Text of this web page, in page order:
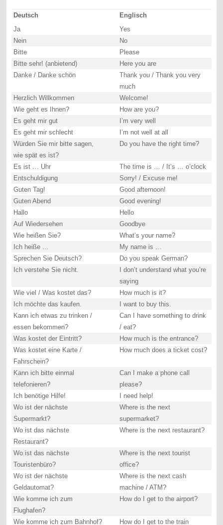
Deutsch
Englisch
Ja
Yes
Nein
No
Bitte
Please
Bitte sehr! (anbietend)
Here you are
Danke / Danke schön
Thank you / Thank you very
much
Herzlich Willkommen
Welcome!
Wie geht es Ihnen?
How are you?
Es geht mir gut
I’m very well
Es geht mir schlecht
I’m not well at all
Würden Sie mir bitte sagen,
wie spät es ist?
Do you have the right time?
Es ist … Uhr
The time is … / It’s … o’clock
Entschuldigung
Sorry! / Excuse me!
Guten Tag!
Good afternoon!
Guten Abend
Good evening!
Hallo
Hello
Auf Wiedersehen
Goodbye
Wie heißen Sie?
What’s your name?
Ich heiße …
My name is …
Sprechen Sie Deutsch?
Do you speak German?
Ich verstehe Sie nicht.
I don’t understand what you’re
saying
Wie viel / Was kostet das?
How much is it?
Ich möchte das kaufen.
I want to buy this.
Kann ich etwas zu trinken /
essen bekommen?
Can I have something to drink
/ eat?
Was kostet der Eintritt?
How much is the entrance?
Was kostet eine Karte /
Fahrschein?
How much does a ticket cost?
Kann ich bitte einmal
telefonieren?
Can I make a phone call
please?
Ich benötige Hilfe!
I need help!
Wo ist der nächste
Supermarkt?
Where is the next
supermarket?
Wo ist das nächste
Restaurant?
Where is the next restaurant?
Wo ist das nächste
Touristenbüro?
Where is the next tourist
office?
Wo ist der nächste
Geldautomat?
Where is the next cash
machine / ATM?
Wie komme ich zum
Flughafen?
How do I get to the airport?
Wie komme ich zum Bahnhof? How do I get to the train